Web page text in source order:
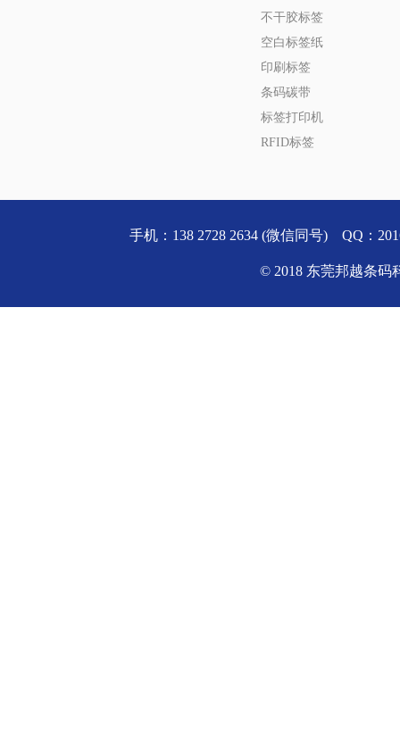
不干胶标签
空白标签纸
印刷标签
条码碳带
标签打印机
RFID标签
手机：138 2728 2634 (微信同号) QQ：
© 2018 东莞邦越条码